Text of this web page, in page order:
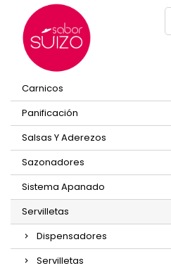
Inicio Servilletas
PRODUCTOS
Carnicos
Panificación
Salsas Y Aderezos
Sazonadores
Sistema Apanado
Servilletas
Dispensadores
Servilletas